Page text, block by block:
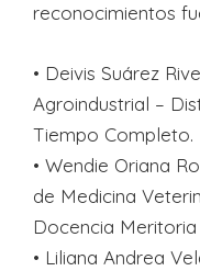
reconocimientos
•⁠ ⁠Deivis Suárez
Agroindustrial –
Tiempo Completo.
•⁠ ⁠Wendie Oriana
de Medicina
Docencia
•⁠ ⁠Liliana Andrea